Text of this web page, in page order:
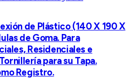
de Plástico (140 X 190 X
de Goma. Para
Residenciales e
para su Tapa.
Registro.